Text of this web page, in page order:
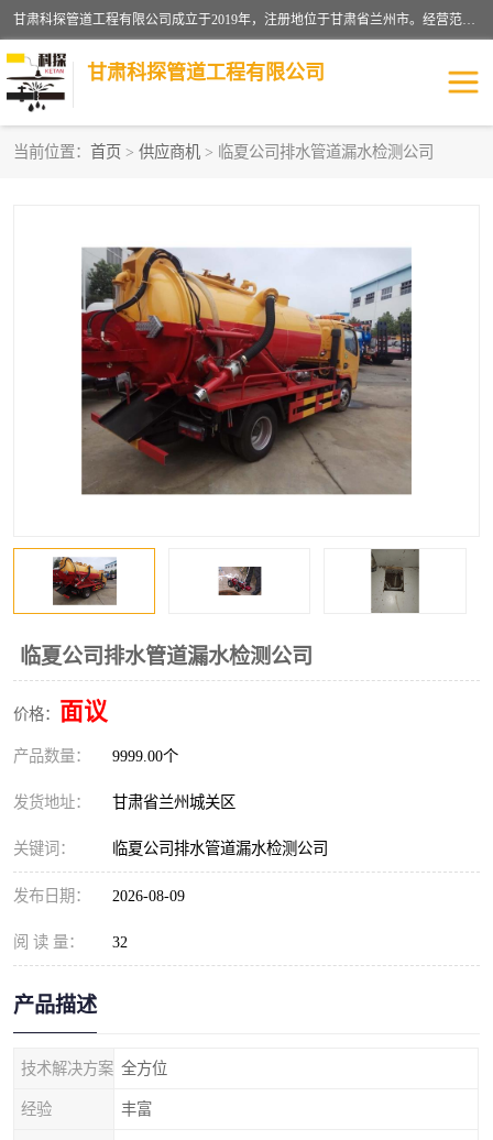
甘肃科探管道工程有限公司成立于2019年，注册地位于甘肃省兰州市。经营范围包括管道安装、清洗、疏通、维修、检测，防水工程，工程钻孔，化粪池清理，暖气安装，给排水管道安装维修，室内外管道如消防、供水、供热管道漏水检测定位，室内外防水堵漏等。
甘肃科探管道工程有限公司
当前位置： 首页 > 供应商机 > 临夏公司排水管道漏水检测公司
临夏公司排水管道漏水检测公司
价格： 面议
产品数量： 9999.00个
发货地址： 甘肃省兰州城关区
关键词： 临夏公司排水管道漏水检测公司
发布日期： 2026-08-09
阅 读 量： 32
产品描述
技术解决方案 全方位
经验 丰富
漏水检查维修 消防管道漏水
供热管道漏水 排水管道漏水
自来水管漏水 管道疏通
高压车疏通清淤